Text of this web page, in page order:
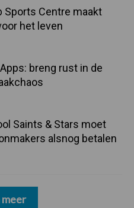
Sports Centre maakt
het leven
breng rust in de
Saints & Stars moet
alsnog betalen
meer